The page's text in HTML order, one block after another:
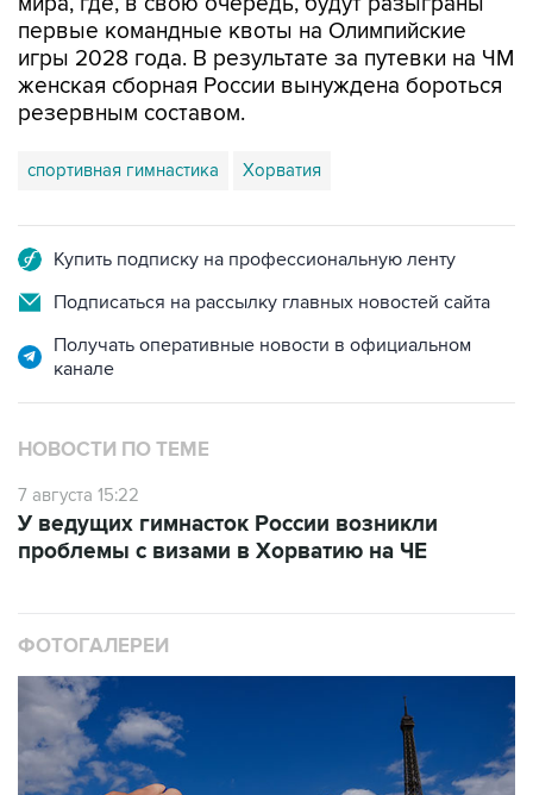
игры 2028 года. В результате за путевки на ЧМ
женская сборная России вынуждена бороться
резервным составом.
спортивная гимнастика Хорватия
Подписаться на рассылку главных новостей сайта
Получать оперативные новости в официальном
канале
НОВОСТИ ПО ТЕМЕ
7 августа 15:22
проблемы с визами в Хорватию на ЧЕ